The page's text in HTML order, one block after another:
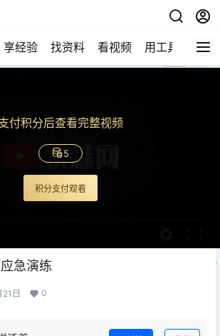
享经验 找资料 看视频 用工具 论技
付积分后查看完整视频
5
积分支付观看
急演练
日 0